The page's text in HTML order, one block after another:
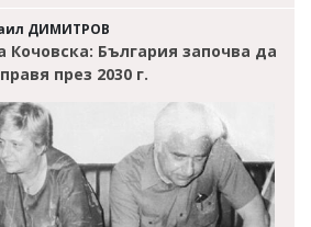
ДИМИТРОВ
Кочовска: България започва да
през 2030 г.